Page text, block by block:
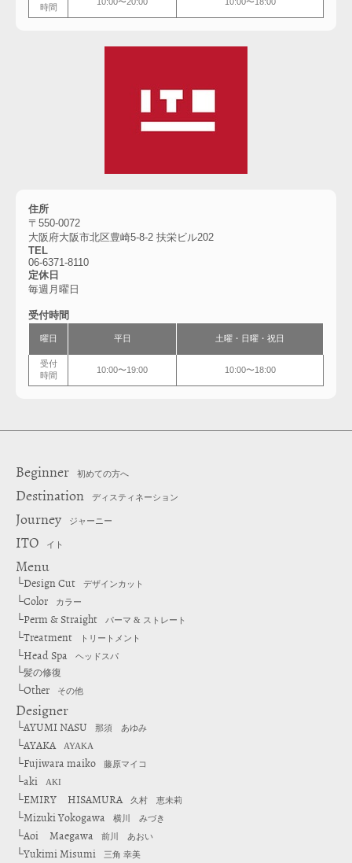
時間
住所
〒550-0072
大阪府大阪市北区豊崎5-8-2 扶栄ビル202
TEL
06-6371-8110
定休日
毎週月曜日
受付時間
曜日 平日 土曜・日曜・祝日
受付
時間
10:00〜19:00 10:00〜18:00
Beginner 初めての方へ
Destination ディスティネーション
Journey ジャーニー
ITO イト
Menu
└Design Cut デザインカット
└Color カラー
└Perm & Straight パーマ & ストレート
└Treatment トリートメント
└Head Spa ヘッドスパ
└髪の修復
└Other その他
Designer
└AYUMI NASU 那須 あゆみ
└AYAKA AYAKA
└Fujiwara maiko 藤原マイコ
└aki AKI
└EMIRY HISAMURA 久村 恵未莉
└Mizuki Yokogawa 横川 みづき
└Aoi Maegawa 前川 あおい
└Yukimi Misumi 三角 幸美